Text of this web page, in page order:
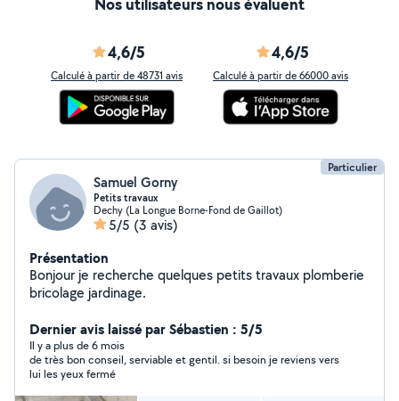
4,6/5
Calculé à partir de 48731 avis
4,6/5
Calculé à partir de 66000 avis
Particulier
Samuel Gorny
Petits travaux
Dechy (La Longue Borne-Fond de Gaillot)
5/5 (3 avis)
Présentation
Bonjour je recherche quelques petits travaux plomberie
bricolage jardinage.
Dernier avis laissé par Sébastien : 5/5
Il y a plus de 6 mois
de très bon conseil, serviable et gentil. si besoin je reviens vers
lui les yeux fermé